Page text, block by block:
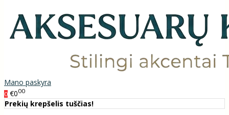
Mano paskyra
0 €000
Prekių krepšelis tuščias!